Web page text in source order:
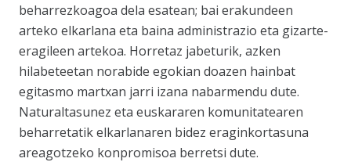
beharrezkoagoa dela esatean; bai erakundeen
arteko elkarlana eta baina administrazio eta gizarte-
eragileen artekoa. Horretaz jabeturik, azken
hilabeteetan norabide egokian doazen hainbat
egitasmo martxan jarri izana nabarmendu dute.
Naturaltasunez eta euskararen komunitatearen
beharretatik elkarlanaren bidez eraginkortasuna
areagotzeko konpromisoa berretsi dute.